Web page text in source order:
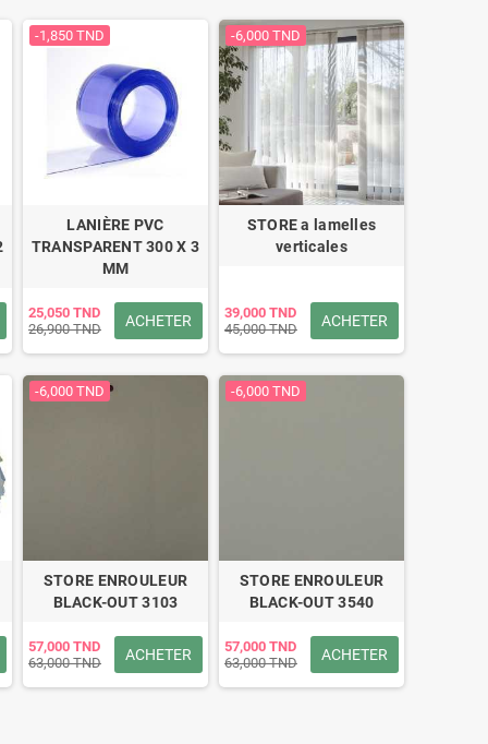
-1,850 TND
LANIÈRE PVC
TRANSPARENT 300 X 3
MM
25,050 TND
26,900 TND
ACHETER
-6,000 TND
STORE a lamelles
verticales
39,000 TND
45,000 TND
ACHETER
-6,000 TND
STORE ENROULEUR
BLACK-OUT 3103
57,000 TND
63,000 TND
ACHETER
-6,000 TND
STORE ENROULEUR
BLACK-OUT 3540
57,000 TND
63,000 TND
ACHETER